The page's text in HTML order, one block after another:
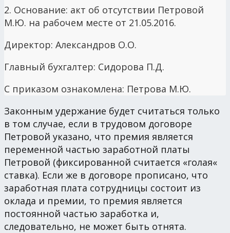
2. Основание: акт об отсутствии Петровой
М.Ю. на рабочем месте от 21.05.2016.
Директор: Александров О.О.
Главный бухгалтер: Сидорова П.Д.
С приказом ознакомлена: Петрова М.Ю.
Законным удержание будет считаться только
в том случае, если в трудовом договоре
Петровой указано, что премия является
переменной частью заработной платы
Петровой (фиксированной считается «голая«
ставка). Если же в договоре прописано, что
заработная плата сотрудницы состоит из
оклада и премии, то премия является
постоянной частью заработка и,
следовательно, не может быть отнята.